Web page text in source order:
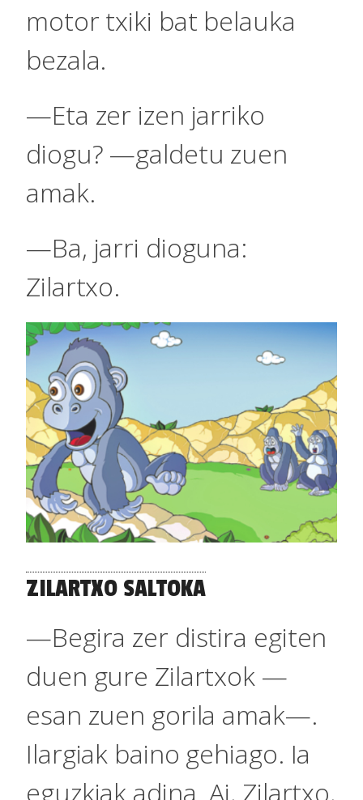
motor txiki bat belauka
bezala.
—Eta zer izen jarriko
diogu? —galdetu zuen
amak.
—Ba, jarri dioguna:
Zilartxo.
ZILARTXO SALTOKA
—Begira zer distira egiten
duen gure Zilartxok —
esan zuen gorila amak—.
Ilargiak baino gehiago. Ia
eguzkiak adina. Ai, Zilartxo,